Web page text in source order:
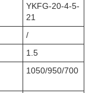
YKFG-20-4-5-
21
/
1.5
1050/950/700